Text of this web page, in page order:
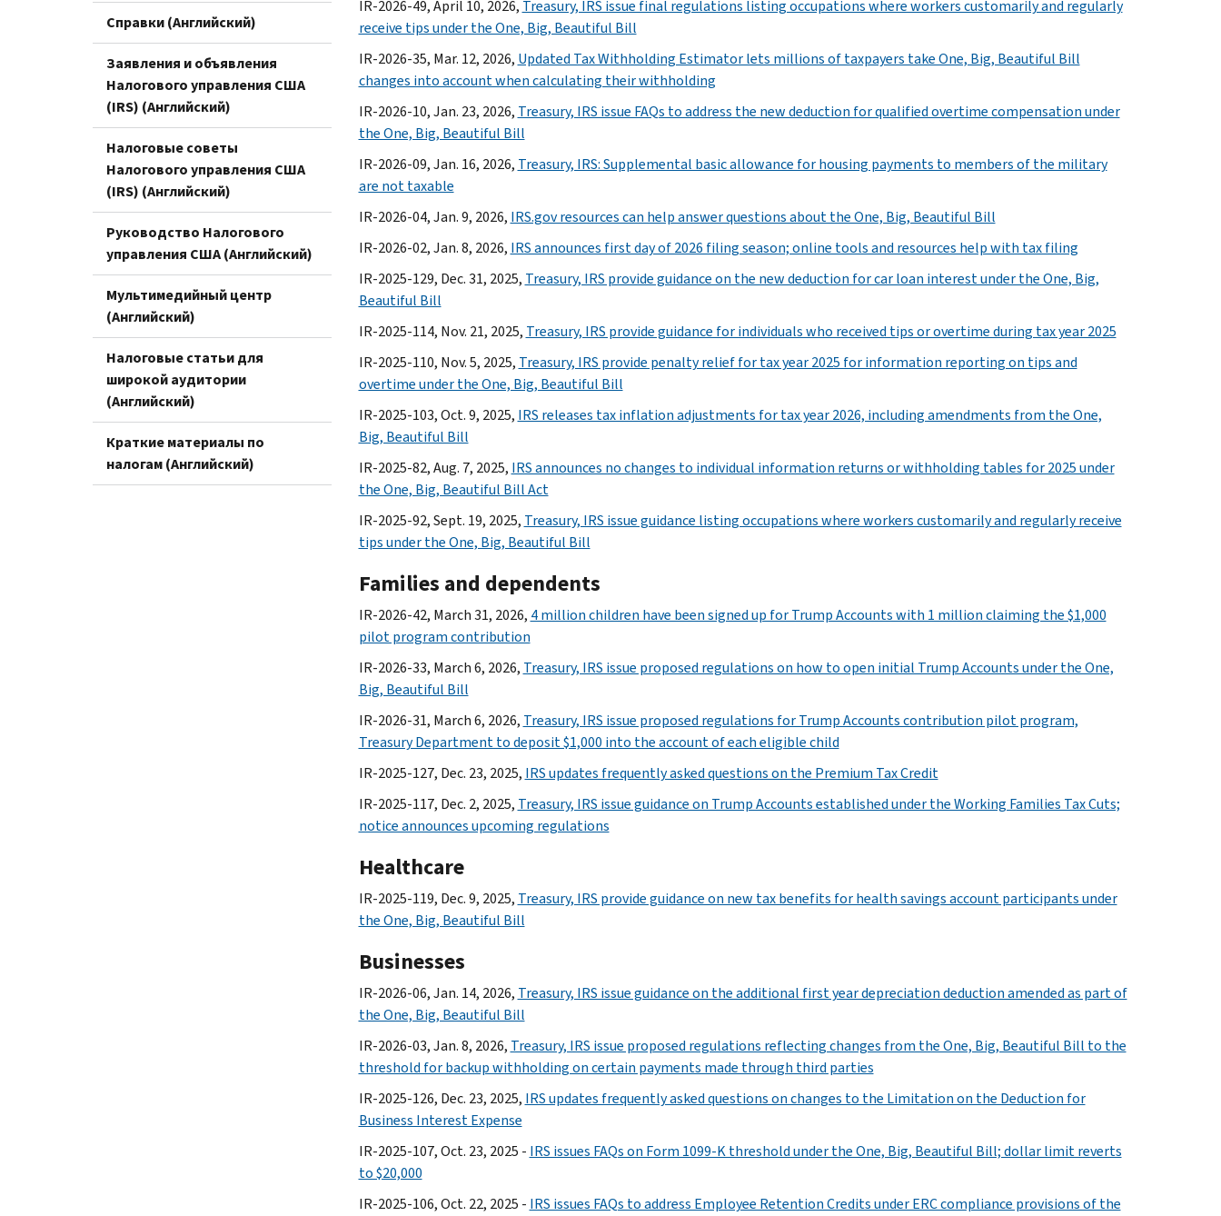
Справки (Английский)
Заявления и объявления
Налогового управления США
(IRS) (Английский)
Налоговые советы
Налогового управления США
(IRS) (Английский)
Руководство Налогового
управления США (Английский)
Мультимедийный центр
(Английский)
Налоговые статьи для
широкой аудитории
(Английский)
Краткие материалы по
налогам (Английский)
IR-2026-49, April 10, 2026, Treasury, IRS issue final regulations listing occupations where workers customarily and regularly
receive tips under the One, Big, Beautiful Bill
IR-2026-35, Mar. 12, 2026, Updated Tax Withholding Estimator lets millions of taxpayers take One, Big, Beautiful Bill
changes into account when calculating their withholding
IR-2026-10, Jan. 23, 2026, Treasury, IRS issue FAQs to address the new deduction for qualified overtime compensation under
the One, Big, Beautiful Bill
IR-2026-09, Jan. 16, 2026, Treasury, IRS: Supplemental basic allowance for housing payments to members of the military
are not taxable
IR-2026-04, Jan. 9, 2026, IRS.gov resources can help answer questions about the One, Big, Beautiful Bill
IR-2026-02, Jan. 8, 2026, IRS announces first day of 2026 filing season; online tools and resources help with tax filing
IR-2025-129, Dec. 31, 2025, Treasury, IRS provide guidance on the new deduction for car loan interest under the One, Big,
Beautiful Bill
IR-2025-114, Nov. 21, 2025, Treasury, IRS provide guidance for individuals who received tips or overtime during tax year 2025
IR-2025-110, Nov. 5, 2025, Treasury, IRS provide penalty relief for tax year 2025 for information reporting on tips and
overtime under the One, Big, Beautiful Bill
IR-2025-103, Oct. 9, 2025, IRS releases tax inflation adjustments for tax year 2026, including amendments from the One,
Big, Beautiful Bill
IR-2025-82, Aug. 7, 2025, IRS announces no changes to individual information returns or withholding tables for 2025 under
the One, Big, Beautiful Bill Act
IR-2025-92, Sept. 19, 2025, Treasury, IRS issue guidance listing occupations where workers customarily and regularly receive
tips under the One, Big, Beautiful Bill
Families and dependents
IR-2026-42, March 31, 2026, 4 million children have been signed up for Trump Accounts with 1 million claiming the $1,000
pilot program contribution
IR-2026-33, March 6, 2026, Treasury, IRS issue proposed regulations on how to open initial Trump Accounts under the One,
Big, Beautiful Bill
IR-2026-31, March 6, 2026, Treasury, IRS issue proposed regulations for Trump Accounts contribution pilot program,
Treasury Department to deposit $1,000 into the account of each eligible child
IR-2025-127, Dec. 23, 2025, IRS updates frequently asked questions on the Premium Tax Credit
IR-2025-117, Dec. 2, 2025, Treasury, IRS issue guidance on Trump Accounts established under the Working Families Tax Cuts;
notice announces upcoming regulations
Healthcare
IR-2025-119, Dec. 9, 2025, Treasury, IRS provide guidance on new tax benefits for health savings account participants under
the One, Big, Beautiful Bill
Businesses
IR-2026-06, Jan. 14, 2026, Treasury, IRS issue guidance on the additional first year depreciation deduction amended as part of
the One, Big, Beautiful Bill
IR-2026-03, Jan. 8, 2026, Treasury, IRS issue proposed regulations reflecting changes from the One, Big, Beautiful Bill to the
threshold for backup withholding on certain payments made through third parties
IR-2025-126, Dec. 23, 2025, IRS updates frequently asked questions on changes to the Limitation on the Deduction for
Business Interest Expense
IR-2025-107, Oct. 23, 2025 - IRS issues FAQs on Form 1099-K threshold under the One, Big, Beautiful Bill; dollar limit reverts
to $20,000
IR-2025-106, Oct. 22, 2025 - IRS issues FAQs to address Employee Retention Credits under ERC compliance provisions of the